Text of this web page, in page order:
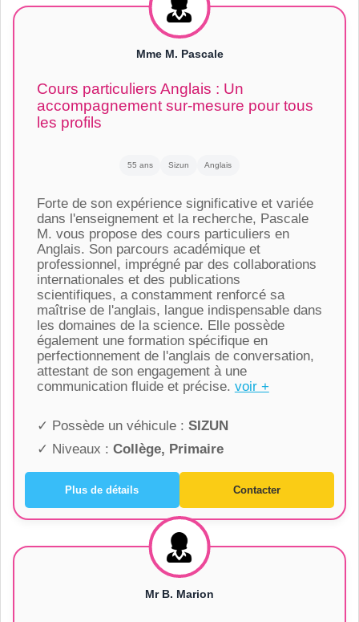
Mme M. Pascale
Cours particuliers Anglais : Un
accompagnement sur-mesure pour tous
les profils
55 ans Sizun Anglais
Forte de son expérience significative et variée
dans l'enseignement et la recherche, Pascale
M. vous propose des cours particuliers en
Anglais. Son parcours académique et
professionnel, imprégné par des collaborations
internationales et des publications
scientifiques, a constamment renforcé sa
maîtrise de l'anglais, langue indispensable dans
les domaines de la science. Elle possède
également une formation spécifique en
perfectionnement de l'anglais de conversation,
attestant de son engagement à une
communication fluide et précise. voir +
✓ Possède un véhicule : SIZUN
✓ Niveaux : Collège, Primaire
Plus de détails Contacter
Mr B. Marion